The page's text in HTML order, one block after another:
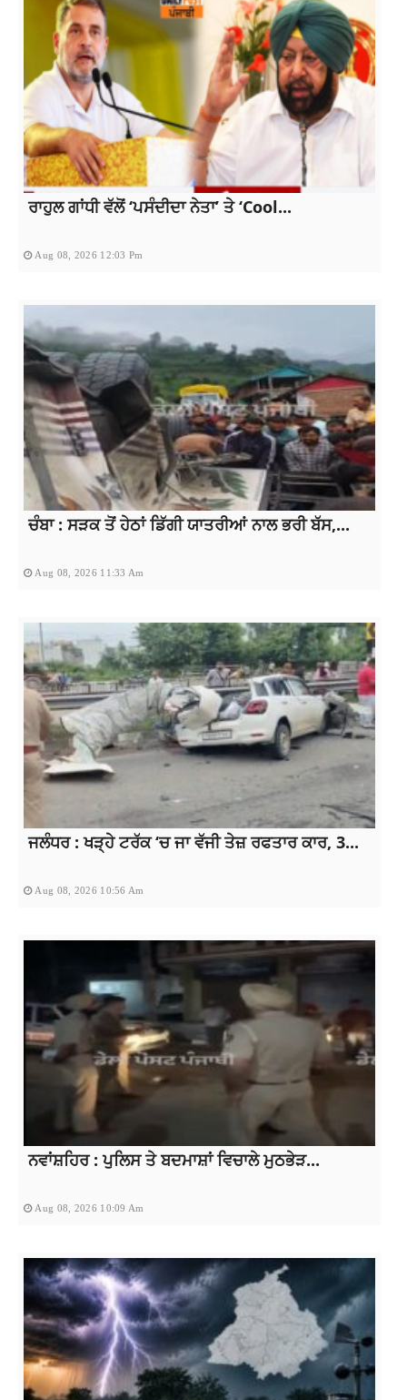
ਰਾਹੁਲ ਗਾਂਧੀ ਵੱਲੋਂ ‘ਪਸੰਦੀਦਾ ਨੇਤਾ’ ਤੇ ‘Cool...
Aug 08, 2026 12:03 Pm
ਚੰਬਾ : ਸੜਕ ਤੋਂ ਹੇਠਾਂ ਡਿੱਗੀ ਯਾਤਰੀਆਂ ਨਾਲ ਭਰੀ ਬੱਸ,...
Aug 08, 2026 11:33 Am
ਜਲੰਧਰ : ਖੜ੍ਹੇ ਟਰੱਕ ‘ਚ ਜਾ ਵੱਜੀ ਤੇਜ਼ ਰਫਤਾਰ ਕਾਰ, 3...
Aug 08, 2026 10:56 Am
ਨਵਾਂਸ਼ਹਿਰ : ਪੁਲਿਸ ਤੇ ਬਦਮਾਸ਼ਾਂ ਵਿਚਾਲੇ ਮੁਠਭੇੜ...
Aug 08, 2026 10:09 Am